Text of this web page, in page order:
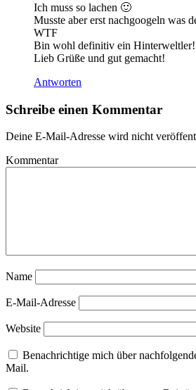
Ich muss so lachen 🙂
Musste aber erst nachgoogeln was
WTF
Bin wohl definitiv ein Hinterweltler!
Lieb Grüße und gut gemacht!
Antworten
Schreibe einen Kommentar
Deine E-Mail-Adresse wird nicht
Kommentar
Name
E-Mail-Adresse
Website
Benachrichtige mich über
Mail.